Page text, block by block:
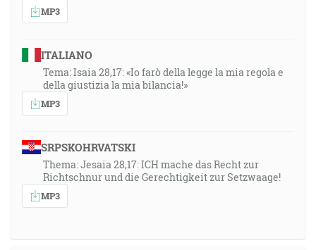
MP3
ITALIANO
Tema: Isaia 28,17: «Io farò della legge la mia regola e
della giustizia la mia bilancia!»
MP3
SRPSKOHRVATSKI
Thema: Jesaia 28,17: ICH mache das Recht zur
Richtschnur und die Gerechtigkeit zur Setzwaage!
MP3